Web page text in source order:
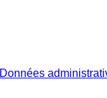
Données